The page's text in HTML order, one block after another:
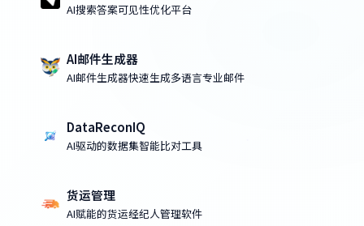
AI搜索答案可见性优化平台
AI邮件生成器
AI邮件生成器快速生成多语言专业邮件
DataReconIQ
AI驱动的数据集智能比对工具
货运管理
AI赋能的货运经纪人管理软件